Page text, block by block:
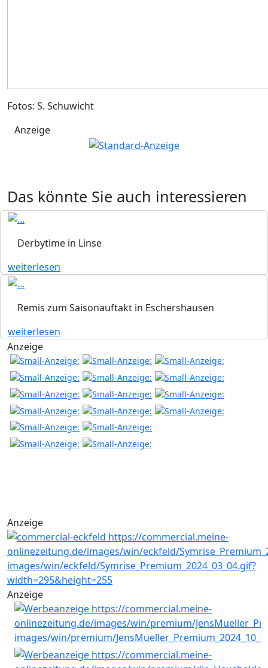
Fotos: S. Schuwicht
Anzeige
Das könnte Sie auch interessieren
Derbytime in Linse
weiterlesen
Remis zum Saisonauftakt in Eschershausen
weiterlesen
Anzeige
Anzeige
Anzeige